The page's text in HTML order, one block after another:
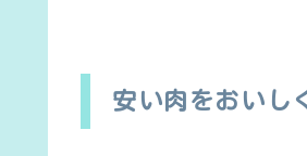
安い肉をおいし